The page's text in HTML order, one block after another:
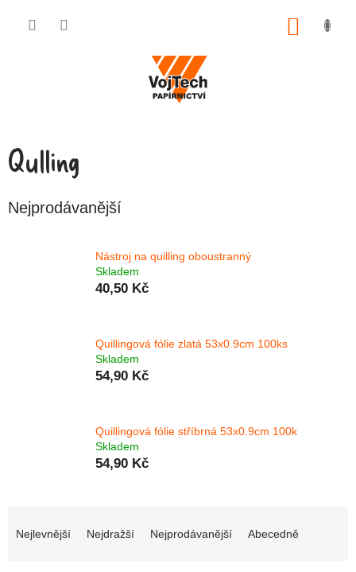
Qulling
Nejprodávanější
Nástroj na quilling oboustranný
Skladem
40,50 Kč
Quillingová fólie zlatá 53x0.9cm 100ks
Skladem
54,90 Kč
Quillingová fólie stříbrná 53x0.9cm 100k
Skladem
54,90 Kč
Nejlevnější Nejdražší Nejprodávanější Abecedně